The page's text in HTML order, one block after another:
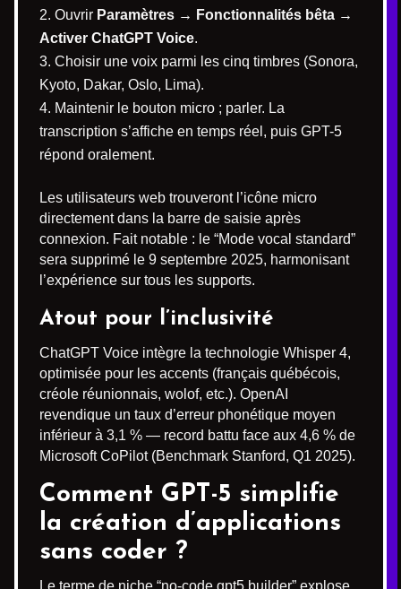
Ouvrir Paramètres → Fonctionnalités bêta →
Activer ChatGPT Voice.
Choisir une voix parmi les cinq timbres (Sonora,
Kyoto, Dakar, Oslo, Lima).
Maintenir le bouton micro ; parler. La
transcription s’affiche en temps réel, puis GPT-5
répond oralement.
Les utilisateurs web trouveront l’icône micro
directement dans la barre de saisie après
connexion. Fait notable : le “Mode vocal standard”
sera supprimé le 9 septembre 2025, harmonisant
l’expérience sur tous les supports.
Atout pour l’inclusivité
ChatGPT Voice intègre la technologie Whisper 4,
optimisée pour les accents (français québécois,
créole réunionnais, wolof, etc.). OpenAI
revendique un taux d’erreur phonétique moyen
inférieur à 3,1 % — record battu face aux 4,6 % de
Microsoft CoPilot (Benchmark Stanford, Q1 2025).
Comment GPT-5 simplifie
la création d’applications
sans coder ?
Le terme de niche “no-code gpt5 builder” explose